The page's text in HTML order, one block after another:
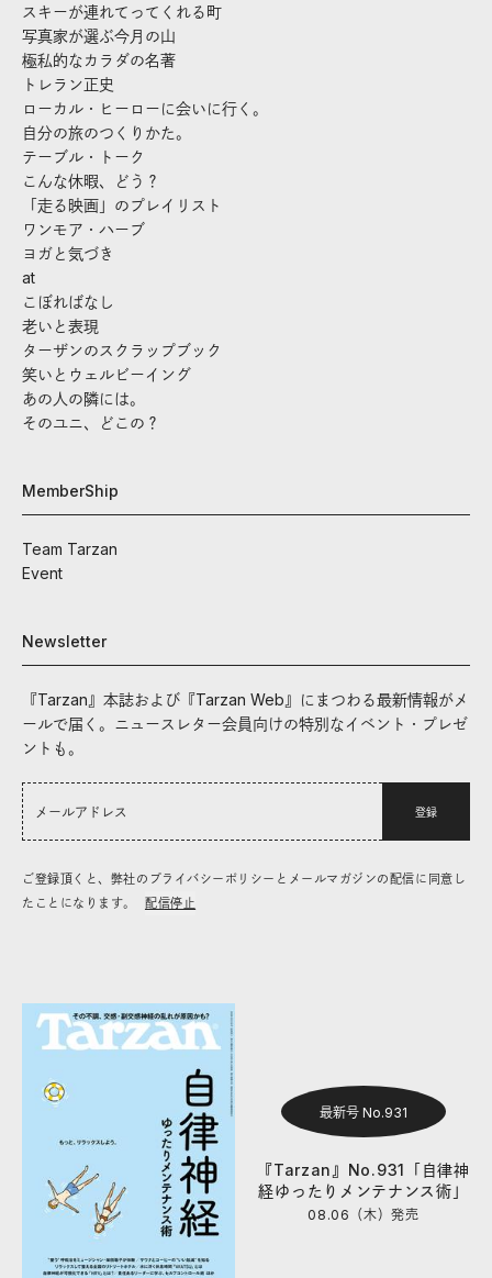
スキーが連れてってくれる町
写真家が選ぶ今月の山
極私的なカラダの名著
トレラン正史
ローカル・ヒーローに会いに行く。
自分の旅のつくりかた。
テーブル・トーク
こんな休暇、どう？
「走る映画」のプレイリスト
ワンモア・ハーブ
ヨガと気づき
at
こぼればなし
老いと表現
ターザンのスクラップブック
笑いとウェルビーイング
あの人の隣には。
そのユニ、どこの？
MemberShip
Team Tarzan
Event
Newsletter
『Tarzan』本誌および『Tarzan Web』にまつわる最新情報がメ
ールで届く。ニュースレター会員向けの特別なイベント・プレゼ
ントも。
登録
ご登録頂くと、弊社のプライバシーポリシーとメールマガジンの配信に同意し
たことになります。
配信停止
最新号 No.931
『Tarzan』No.931「自律神
経ゆったりメンテナンス術」
08.06（木）発売